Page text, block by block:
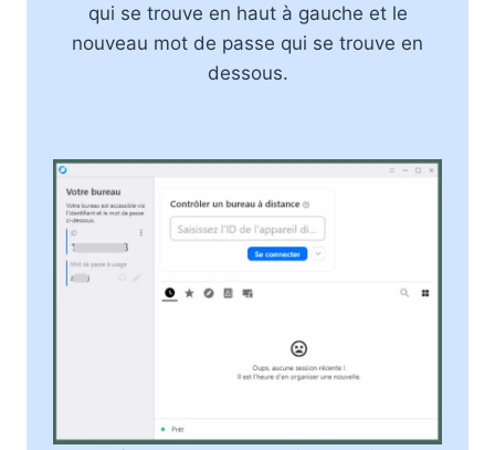
qui se trouve en haut à gauche et le
nouveau mot de passe qui se trouve en
dessous.